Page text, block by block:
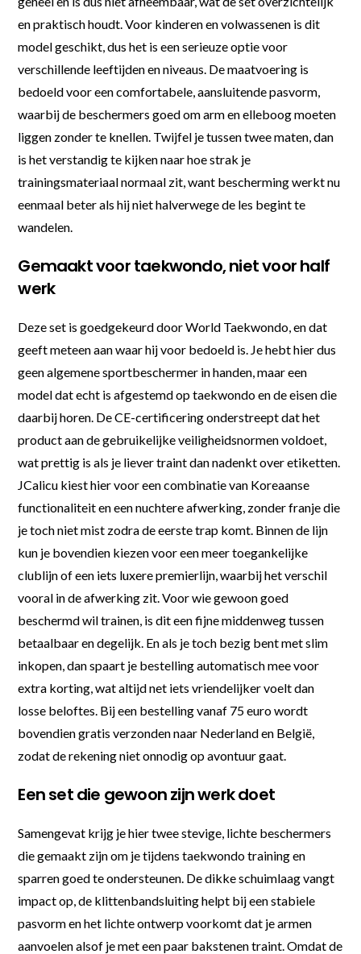
en praktisch houdt. Voor kinderen en volwassenen is dit
model geschikt, dus het is een serieuze optie voor
verschillende leeftijden en niveaus. De maatvoering is
bedoeld voor een comfortabele, aansluitende pasvorm,
waarbij de beschermers goed om arm en elleboog moeten
liggen zonder te knellen. Twijfel je tussen twee maten, dan
is het verstandig te kijken naar hoe strak je
trainingsmateriaal normaal zit, want bescherming werkt nu
eenmaal beter als hij niet halverwege de les begint te
wandelen.
Gemaakt voor taekwondo, niet voor half
werk
Deze set is goedgekeurd door World Taekwondo, en dat
geeft meteen aan waar hij voor bedoeld is. Je hebt hier dus
geen algemene sportbeschermer in handen, maar een
model dat echt is afgestemd op taekwondo en de eisen die
daarbij horen. De CE-certificering onderstreept dat het
product aan de gebruikelijke veiligheidsnormen voldoet,
wat prettig is als je liever traint dan nadenkt over etiketten.
JCalicu kiest hier voor een combinatie van Koreaanse
functionaliteit en een nuchtere afwerking, zonder franje die
je toch niet mist zodra de eerste trap komt. Binnen de lijn
kun je bovendien kiezen voor een meer toegankelijke
clublijn of een iets luxere premierlijn, waarbij het verschil
vooral in de afwerking zit. Voor wie gewoon goed
beschermd wil trainen, is dit een fijne middenweg tussen
betaalbaar en degelijk. En als je toch bezig bent met slim
inkopen, dan spaart je bestelling automatisch mee voor
extra korting, wat altijd net iets vriendelijker voelt dan
losse beloftes. Bij een bestelling vanaf 75 euro wordt
bovendien gratis verzonden naar Nederland en België,
zodat de rekening niet onnodig op avontuur gaat.
Een set die gewoon zijn werk doet
Samengevat krijg je hier twee stevige, lichte beschermers
die gemaakt zijn om je tijdens taekwondo training en
sparren goed te ondersteunen. De dikke schuimlaag vangt
impact op, de klittenbandsluiting helpt bij een stabiele
pasvorm en het lichte ontwerp voorkomt dat je armen
aanvoelen alsof je met een paar bakstenen traint. Omdat de